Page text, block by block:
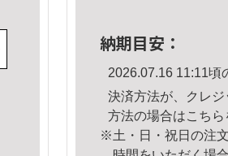
納期目安：
2026.07.16 11:11頃
決済方法が、クレ
方法の場合はこちら
※土・日・祝日の注